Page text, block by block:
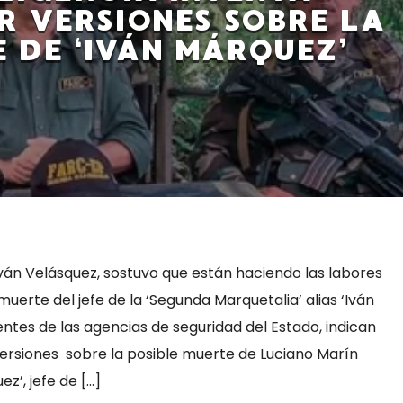
VERSIONES SOBRE LA
DE ‘IVÁN MÁRQUEZ’
Velásquez, sostuvo que están haciendo las labores
del jefe de la ‘Segunda Marquetalia’ alias ‘Iván
de las agencias de seguridad del Estado, indican
sobre la posible muerte de Luciano Marín
jefe de […]